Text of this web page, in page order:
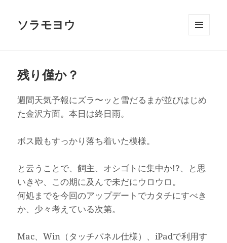
ソラモヨウ
残り僅か？
週間天気予報にズラ〜ッと雪だるまが並びはじめ
た金沢方面。本日は終日雨。
ボス殿もすっかり落ち着いた模様。
と云うことで、飼主、オシゴトに集中か!?、と思
いきや、この期に及んで未だにウロウロ。
何処までを今回のアップデートでカタチにすべき
か、少々考えている次第。
Mac、Win（タッチパネル仕様）、iPadで利用す